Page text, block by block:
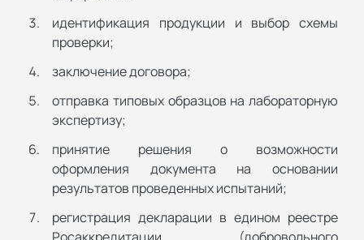
идентификация продукции и выбор схемы
проверки;
заключение договора;
отправка типовых образцов на лабораторную
экспертизу;
принятие решения о возможности
оформления документа на основании
результатов проведенных испытаний;
регистрация декларации в едином реестре